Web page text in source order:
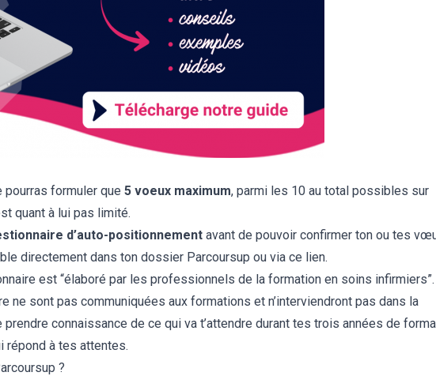
formuler que 5 voeux maximum, parmi les 10 au total possibles sur
quant à lui pas limité.
d’auto-positionnement avant de pouvoir confirmer ton ou tes
directement dans ton dossier Parcoursup ou via ce lien.
est “élaboré par les professionnels de la formation en soins infirmiers”.
ne sont pas communiquées aux formations et n’interviendront pas dans la
connaissance de ce qui va t’attendre durant tes trois années de
répond à tes attentes.
?